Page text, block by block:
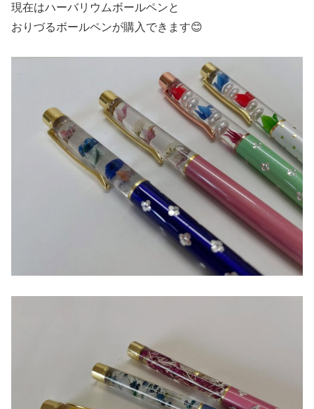
現在はハーバリウムボールペンと
おりづるボールペンが購入できます😊